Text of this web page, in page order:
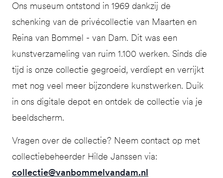
Ons museum ontstond in 1969 dankzij de
schenking van de privécollectie van Maarten en
Reina van Bommel - van Dam. Dit was een
kunstverzameling van ruim 1.100 werken. Sinds die
tijd is onze collectie gegroeid, verdiept en verrijkt
met nog veel meer bijzondere kunstwerken. Duik
in ons digitale depot en ontdek de collectie via je
beeldscherm.
Vragen over de collectie? Neem contact op met
collectiebeheerder Hilde Janssen via:
collectie@vanbommelvandam.nl